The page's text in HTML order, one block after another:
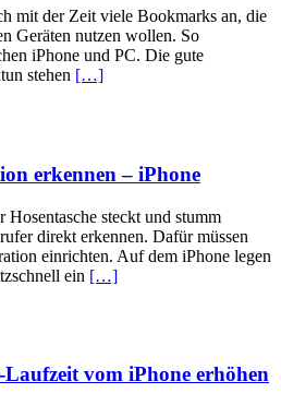
mit der Zeit viele Bookmarks an, die
Geräten nutzen wollen. So
iPhone und PC. Die gute
stehen […]
erkennen – iPhone
steckt und stumm
direkt erkennen. Dafür müssen
einrichten. Auf dem iPhone legen
ein […]
vom iPhone erhöhen